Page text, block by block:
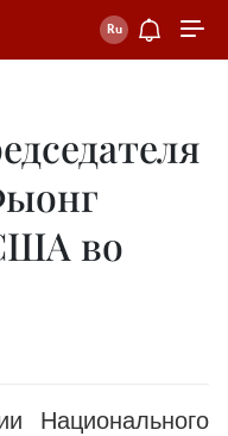
во
Национального